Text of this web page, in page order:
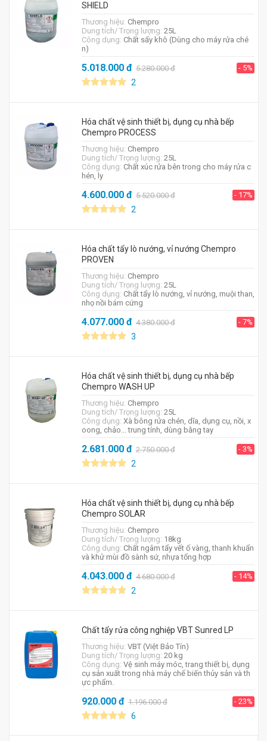
SHIELD
Thương hiệu: Chempro
Dung tích/ Trọng lượng: 25L
Công dụng: Chất sấy khô (Dùng cho máy rửa ché
n)
5.018.000đ 5.280.000đ - 5%
2
Hóa chất vệ sinh thiết bị, dụng cụ nhà bếp
Chempro PROCESS
Thương hiệu: Chempro
Dung tích/ Trọng lượng: 25L
Công dụng: Chất xúc rửa bên trong cho máy rửa c
hén, ly
4.600.000đ 5.520.000đ - 17%
2
Hóa chất tẩy lò nướng, vỉ nướng Chempro
PROVEN
Thương hiệu: Chempro
Dung tích/ Trọng lượng: 25L
Công dụng: Chất tẩy lò nướng, vỉ nướng, muội than,
nhọ nồi bám cứng
4.077.000đ 4.380.000đ - 7%
3
Hóa chất vệ sinh thiết bị, dụng cụ nhà bếp
Chempro WASH UP
Thương hiệu: Chempro
Dung tích/ Trọng lượng: 25L
Công dụng: Xà bông rửa chén, dĩa, dụng cụ, nồi, x
oong, chảo... trung tính, dùng bằng tay
2.681.000đ 2.750.000đ - 3%
2
Hóa chất vệ sinh thiết bị, dụng cụ nhà bếp
Chempro SOLAR
Thương hiệu: Chempro
Dung tích/ Trọng lượng: 18kg
Công dụng: Chất ngâm tẩy vết ố vàng, thanh khuẩn
và khử mùi đồ sành sứ, nhựa tổng hợp
4.043.000đ 4.680.000đ - 14%
2
Chất tẩy rửa công nghiệp VBT Sunred LP
Thương hiệu: VBT (Việt Bảo Tín)
Dung tích/ Trọng lượng: 20 kg
Công dụng: Vệ sinh máy móc, trang thiết bị, dụng
cụ sản xuất trong nhà máy chế biến thủy sản và th
ực phẩm.
920.000đ 1.196.000đ - 23%
6